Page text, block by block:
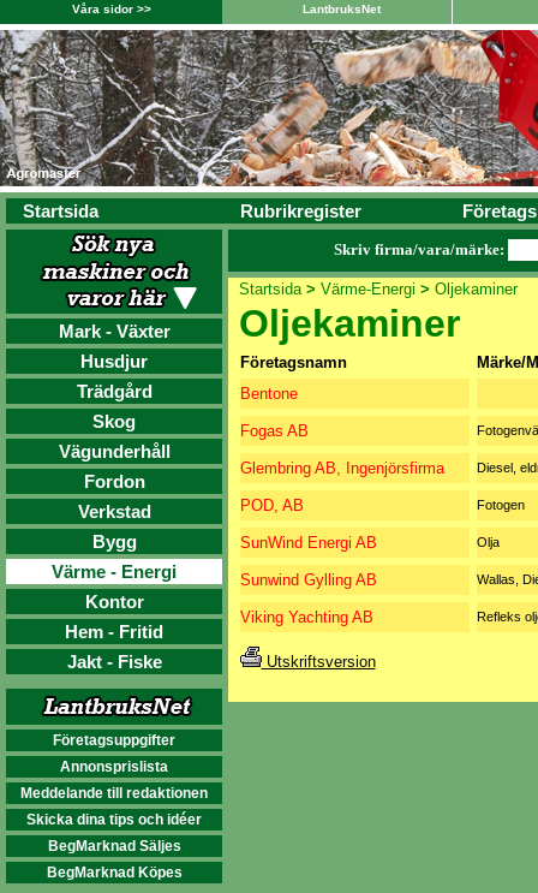
Våra sidor >> LantbruksNet
Startsida Rubrikregister
Mark - Växter
Husdjur
Trädgård
Skog
Vägunderhåll
Fordon
Verkstad
Bygg
Värme - Energi
Kontor
Hem - Fritid
Jakt - Fiske
Företagsuppgifter
Annonsprislista
Meddelande till redaktionen
Skicka dina tips och idéer
BegMarknad Säljes
BegMarknad Köpes
Skriv firma/vara/märke:
Startsida> Värme-Energi > Oljekaminer
Oljekaminer
Företagsnamn
Märke/
Bentone
Fogas AB
Glembring AB, Ingenjörsfirma Diesel,
POD, AB Fotogen
SunWind Energi AB Olja
Sunwind Gylling AB Wallas,
Viking Yachting AB Refleks
Utskriftsversion